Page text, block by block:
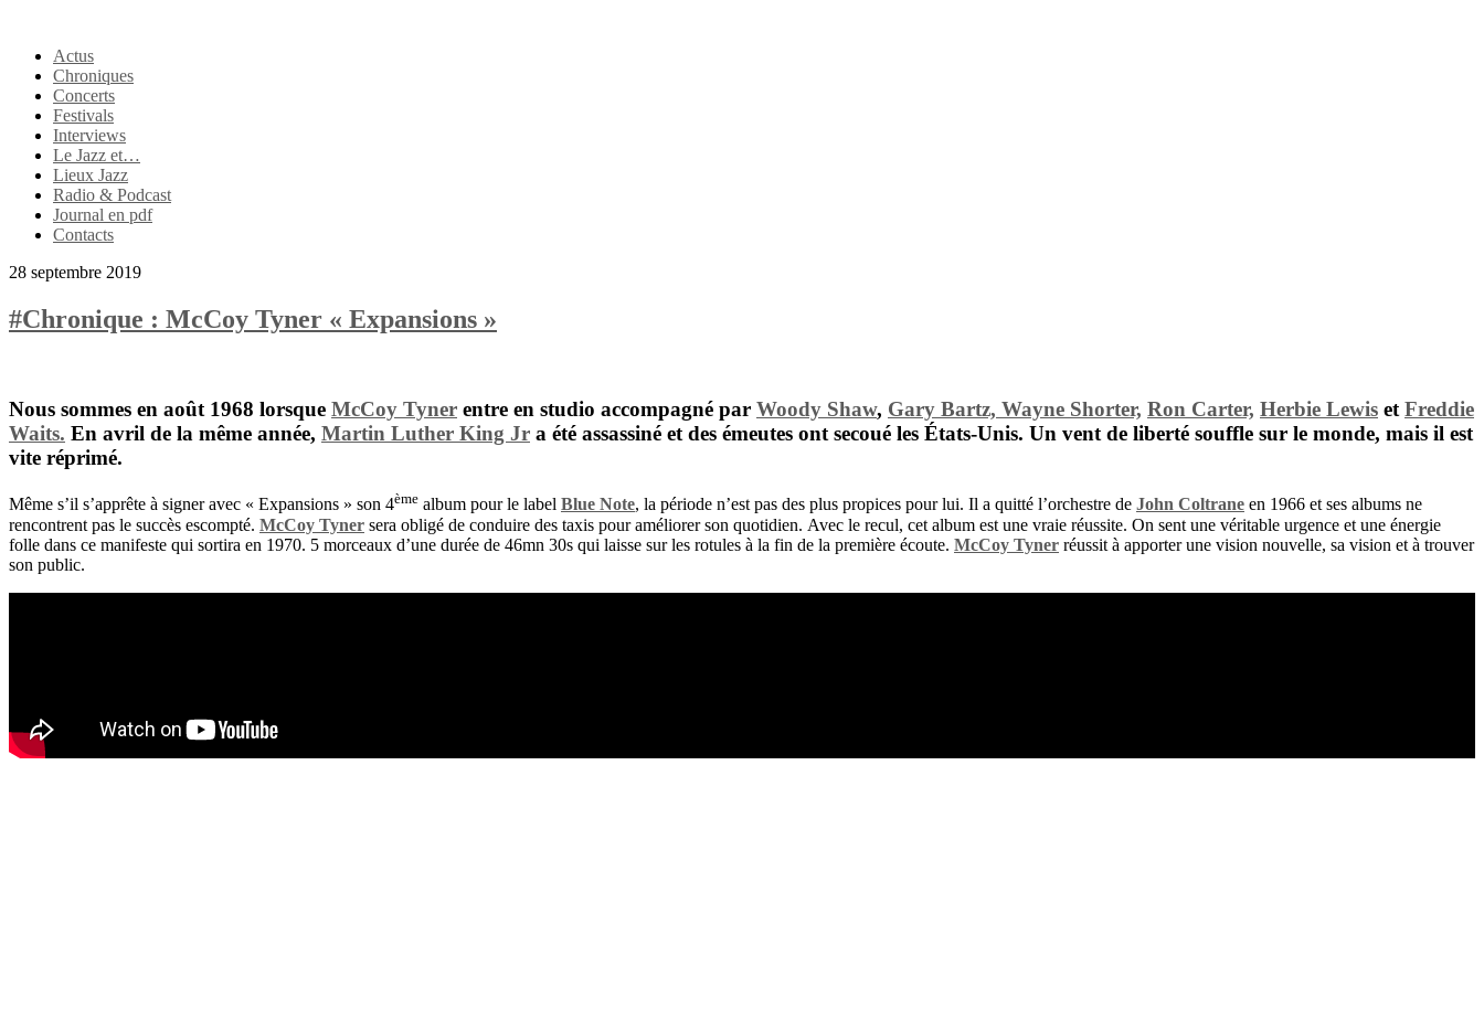
Actus
Chroniques
Concerts
Festivals
Interviews
Le Jazz et…
Lieux Jazz
Radio & Podcast
Journal en pdf
Contacts
28 septembre 2019
#Chronique : McCoy Tyner « Expansions »
Nous sommes en août 1968 lorsque McCoy Tyner entre en studio accompagné par Woody Shaw, Gary Bartz, Wayne Shorter, Ron Carter, Herbie Lewis et Freddie
Waits. En avril de la même année, Martin Luther King Jr a été assassiné et des émeutes ont secoué les États-Unis. Un vent de liberté souffle sur le monde, mais il est
vite réprimé.
Même s’il s’apprête à signer avec « Expansions » son 4ème album pour le label Blue Note, la période n’est pas des plus propices pour lui. Il a quitté l’orchestre de John Coltrane en 1966 et ses albums ne
rencontrent pas le succès escompté. McCoy Tyner sera obligé de conduire des taxis pour améliorer son quotidien. Avec le recul, cet album est une vraie réussite. On sent une véritable urgence et une énergie
folle dans ce manifeste qui sortira en 1970. 5 morceaux d’une durée de 46mn 30s qui laisse sur les rotules à la fin de la première écoute. McCoy Tyner réussit à apporter une vision nouvelle, sa vision et à trouver
son public.